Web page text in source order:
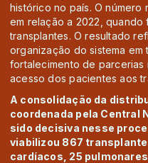
histórico no país. O número
em relação a 2022, quando
transplantes. O resultado
organização do sistema em
fortalecimento de parcerias
acesso dos pacientes aos
A consolidação da
coordenada pela Central
sido decisiva nesse
viabilizou 867
cardíacos, 25